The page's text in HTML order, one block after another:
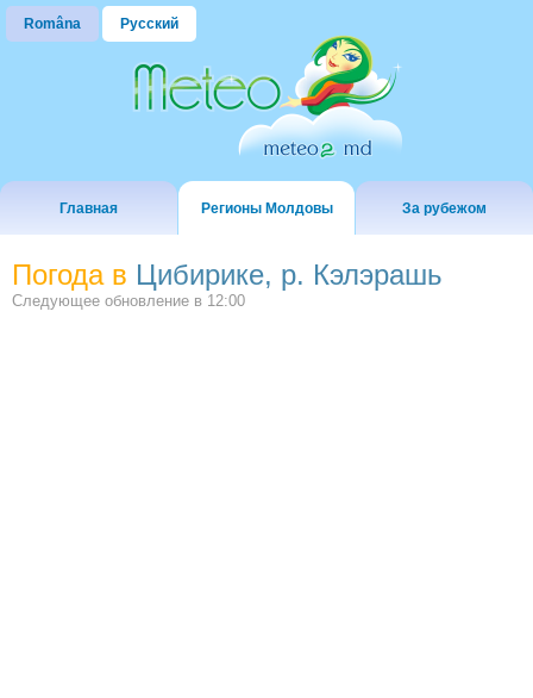
Româna Русский
Главная Регионы Молдовы За рубежом
Погода в Цибирике, р. Кэлэрашь
Следующее обновление в 12:00